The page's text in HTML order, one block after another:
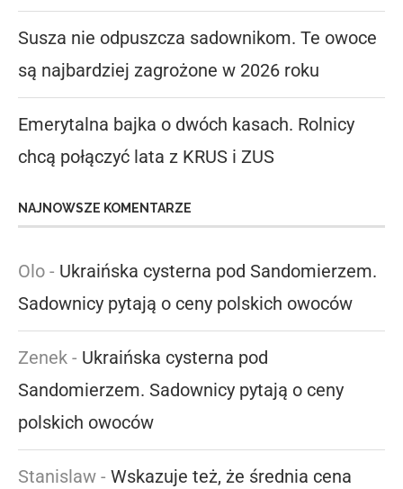
Susza nie odpuszcza sadownikom. Te owoce
są najbardziej zagrożone w 2026 roku
Emerytalna bajka o dwóch kasach. Rolnicy
chcą połączyć lata z KRUS i ZUS
NAJNOWSZE KOMENTARZE
Olo - Ukraińska cysterna pod Sandomierzem.
Sadownicy pytają o ceny polskich owoców
Zenek - Ukraińska cysterna pod
Sandomierzem. Sadownicy pytają o ceny
polskich owoców
Stanislaw - Wskazuje też, że średnia cena